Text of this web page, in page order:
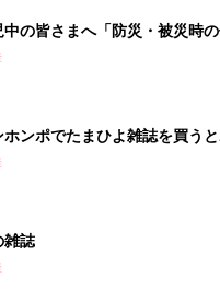
の皆さまへ「防災・被災時
ンポでたまひよ雑誌を買う
雑誌